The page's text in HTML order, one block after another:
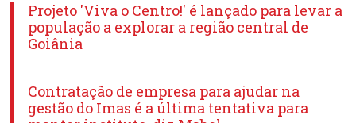
Projeto 'Viva o Centro!' é lançado para levar a
população a explorar a região central de
Goiânia
Contratação de empresa para ajudar na
gestão do Imas é a última tentativa para